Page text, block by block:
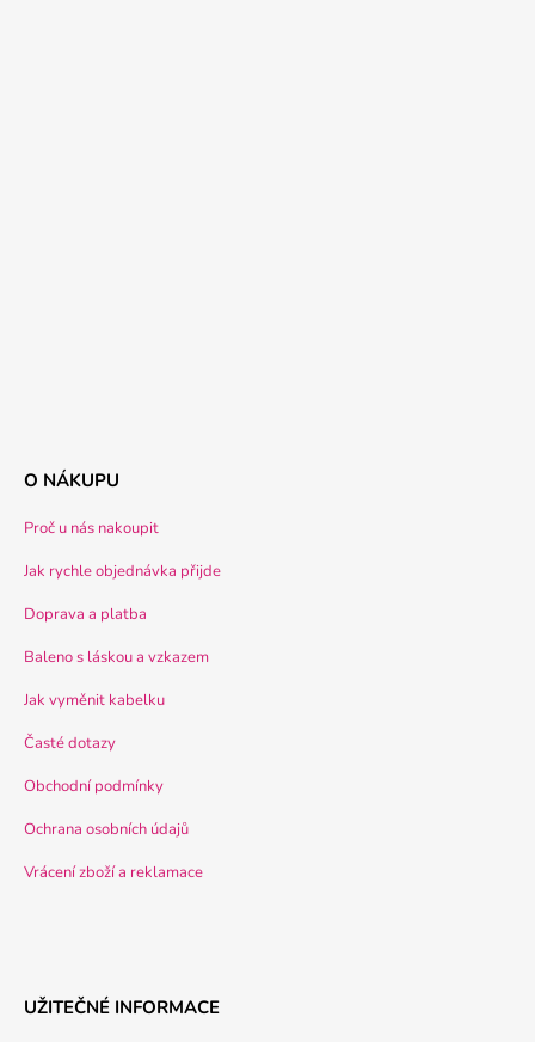
O NÁKUPU
Proč u nás nakoupit
Jak rychle objednávka přijde
Doprava a platba
Baleno s láskou a vzkazem
Jak vyměnit kabelku
Časté dotazy
Obchodní podmínky
Ochrana osobních údajů
Vrácení zboží a reklamace
UŽITEČNÉ INFORMACE